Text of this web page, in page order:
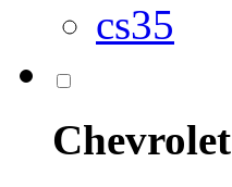
cs35
Chevrolet